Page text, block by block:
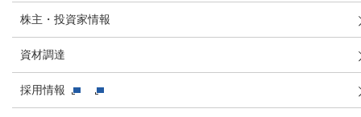
株主・投資家情報
資材調達
採用情報